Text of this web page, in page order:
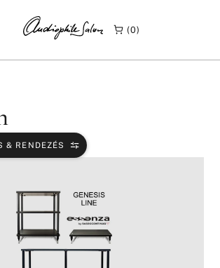
0
/ NEUTRON
& RENDEZÉS